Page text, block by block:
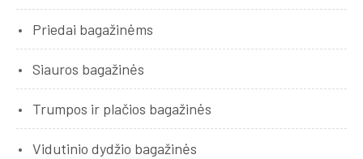
Priedai bagažinėms
Siauros bagažinės
Trumpos ir plačios bagažinės
Vidutinio dydžio bagažinės